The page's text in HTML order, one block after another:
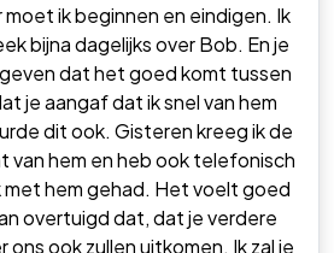
moet ik beginnen en eindigen. Ik
bijna dagelijks over Bob. En je
dat het goed komt tussen
je aangaf dat ik snel van hem
dit ook. Gisteren kreeg ik de
van hem en heb ook telefonisch
hem gehad. Het voelt goed
overtuigd dat, dat je verdere
ons ook zullen uitkomen. Ik zal je